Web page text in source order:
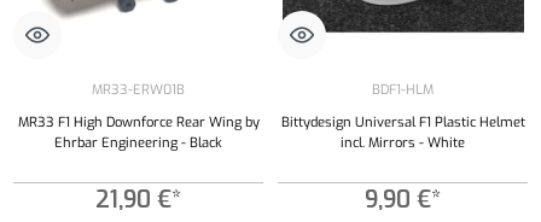
MR33-ERW01B
MR33 F1 High Downforce Rear Wing by
Ehrbar Engineering - Black
21,90 €*
BDF1-HLM
Bittydesign Universal F1 Plastic Helmet
incl. Mirrors - White
9,90 €*